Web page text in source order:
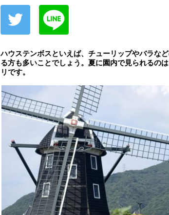
ハウステンボスといえば、チューリップやバラな
る方も多いことでしょう。夏に園内で見られるの
リです。